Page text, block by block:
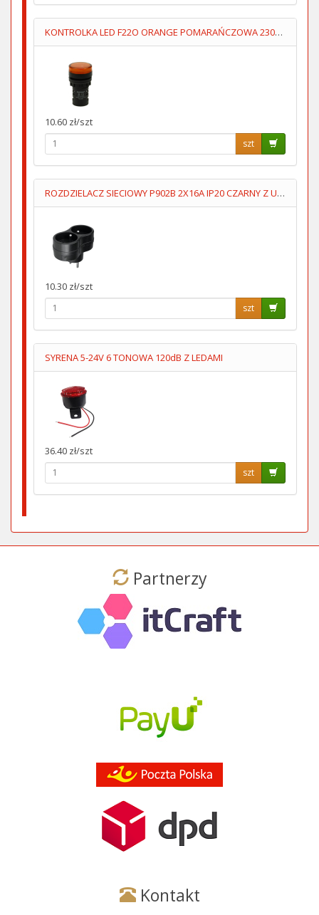
KONTROLKA LED F22O ORANGE POMARAŃCZOWA 230V AC FImontaź=22mm
10.60 zł/szt
szt
ROZDZIELACZ SIECIOWY P902B 2X16A IP20 CZARNY Z UZIOMEM
10.30 zł/szt
szt
SYRENA 5-24V 6 TONOWA 120dB Z LEDAMI
36.40 zł/szt
szt
Partnerzy
Kontakt